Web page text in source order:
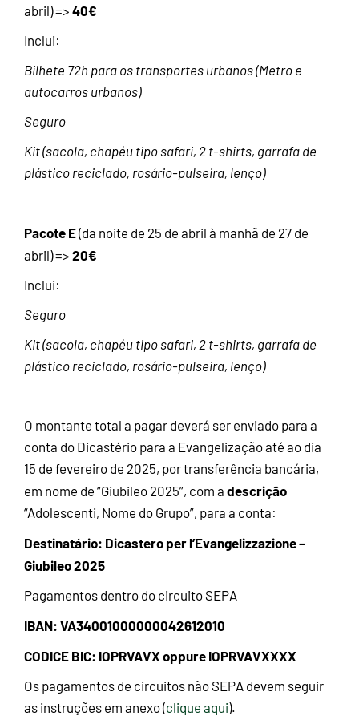
abril)=>40€
Inclui:
Bilhete 72h para os transportes urbanos (Metro e
autocarros urbanos)
Seguro
Kit (sacola, chapéu tipo safari, 2 t-shirts, garrafa de
plástico reciclado, rosário-pulseira, lenço)
Pacote E(da noite de 25 de abril à manhã de 27 de
abril)=>20€
Inclui:
Seguro
Kit (sacola, chapéu tipo safari, 2 t-shirts, garrafa de
plástico reciclado, rosário-pulseira, lenço)
O montante total a pagar deverá ser enviado para a
conta do Dicastério para a Evangelização até ao dia
15 de fevereiro de 2025, por transferência bancária,
em nome de “Giubileo 2025”, com adescrição
“Adolescenti, Nome do Grupo”, para a conta:
Destinatário: Dicastero per l’Evangelizzazione –
Giubileo 2025
Pagamentos dentro do circuito SEPA
IBAN: VA34001000000042612010
CODICE BIC: IOPRVAVX oppure IOPRVAVXXXX
Os pagamentos de circuitos não SEPA devem seguir
as instruções em anexo (clique aqui).